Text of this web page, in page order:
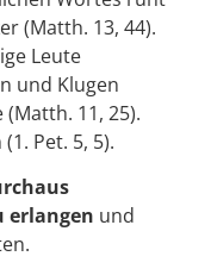
(Matth. 13, 44).
Leute
und Klugen
11, 25).
Pet. 5, 5).
erlangen und